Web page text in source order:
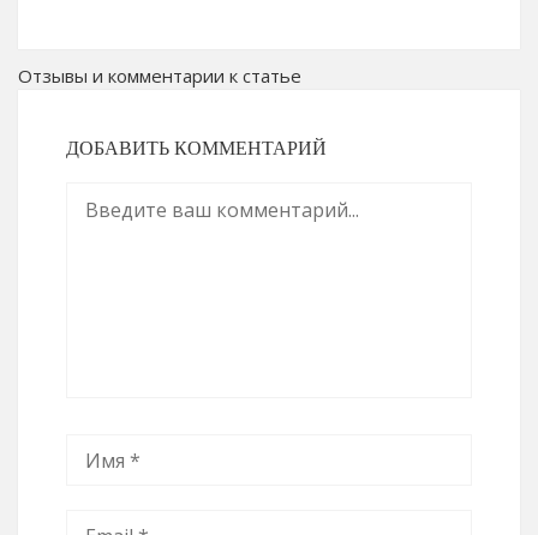
Отзывы и комментарии к статье
ДОБАВИТЬ КОММЕНТАРИЙ